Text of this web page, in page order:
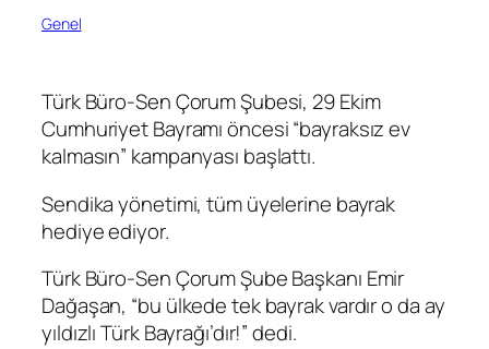
Genel
Türk Büro-Sen Çorum Şubesi, 29 Ekim
Cumhuriyet Bayramı öncesi “bayraksız ev
kalmasın” kampanyası başlattı.
Sendika yönetimi, tüm üyelerine bayrak
hediye ediyor.
Türk Büro-Sen Çorum Şube Başkanı Emir
Dağaşan, “bu ülkede tek bayrak vardır o da ay
yıldızlı Türk Bayrağı’dır!” dedi.